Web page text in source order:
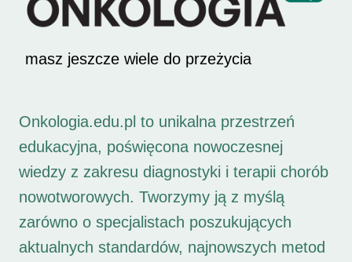
masz jeszcze wiele do przeżycia
Onkologia.edu.pl to unikalna przestrzeń
edukacyjna, poświęcona nowoczesnej
wiedzy z zakresu diagnostyki i terapii chorób
nowotworowych. Tworzymy ją z myślą
zarówno o specjalistach poszukujących
aktualnych standardów, najnowszych metod